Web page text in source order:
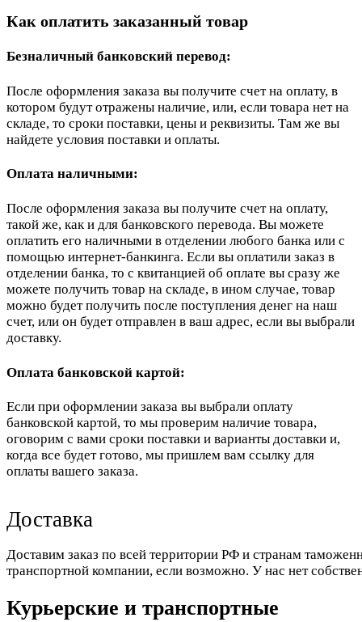
Как оплатить заказанный товар
Безналичный банковский перевод:
После оформления заказа вы получите счет на оплату, в
котором будут отражены наличие, или, если товара нет на
складе, то сроки поставки, цены и реквизиты. Там же вы
найдете условия поставки и оплаты.
Оплата наличными:
После оформления заказа вы получите счет на оплату,
такой же, как и для банковского перевода. Вы можете
оплатить его наличными в отделении любого банка или с
помощью интернет-банкинга. Если вы оплатили заказ в
отделении банка, то с квитанцией об оплате вы сразу же
можете получить товар на складе, в ином случае, товар
можно будет получить после поступления денег на наш
счет, или он будет отправлен в ваш адрес, если вы выбрали
доставку.
Оплата банковской картой:
Если при оформлении заказа вы выбрали оплату
банковской картой, то мы проверим наличие товара,
оговорим с вами сроки поставки и варианты доставки и,
когда все будет готово, мы пришлем вам ссылку для
оплаты вашего заказа.
Доставка
Доставим заказ по всей территории РФ и странам
транспортной компании, если возможно. У нас нет
Курьерские и транспортные